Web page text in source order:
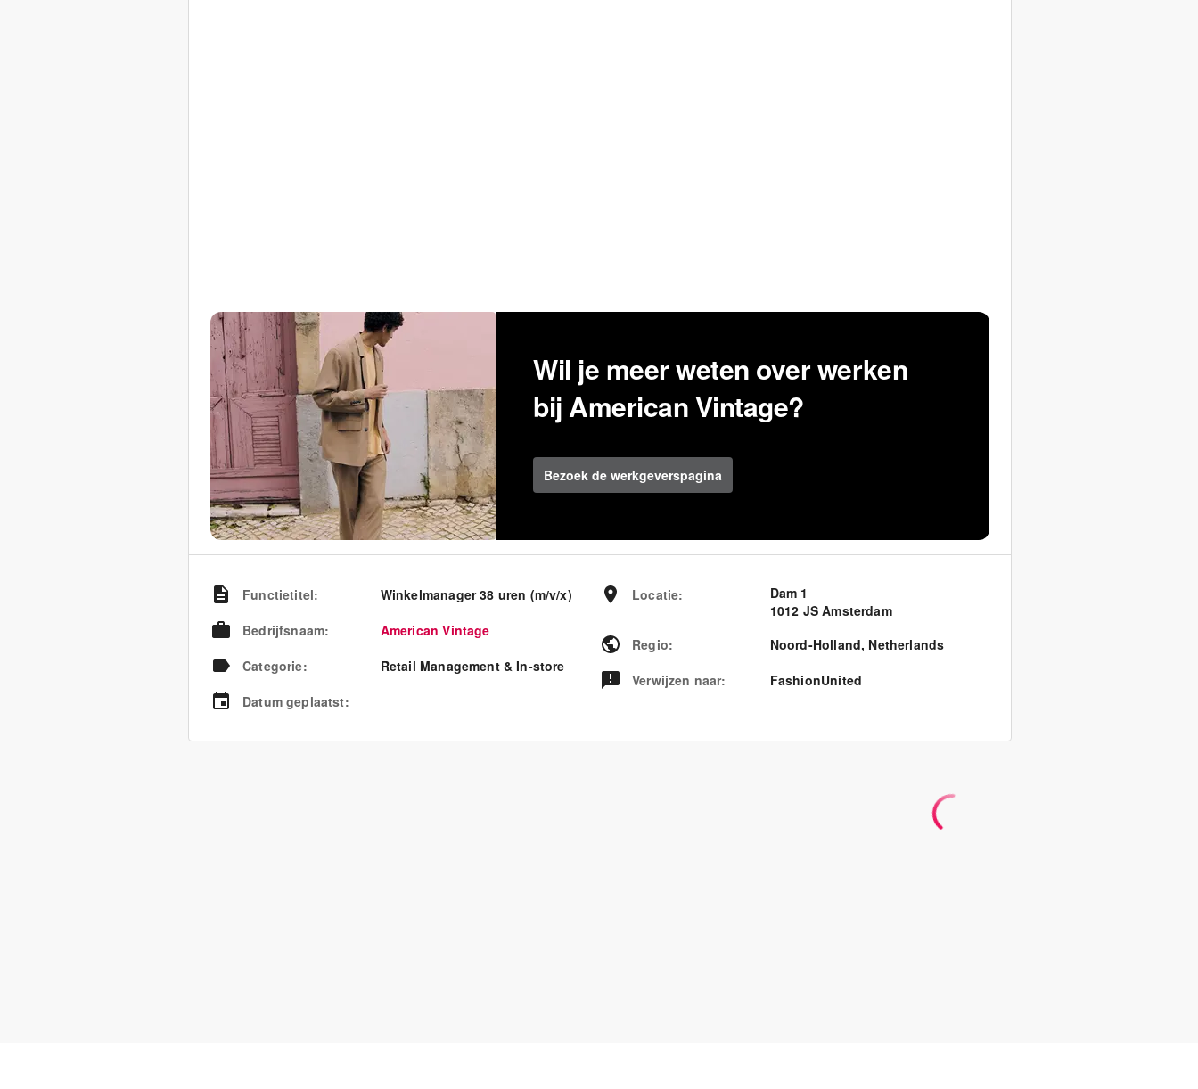
Wil je meer weten over werken
bij American Vintage?
Bezoek de werkgeverspagina
Functietitel:
Winkelmanager 38 uren (m/v/x)
Bedrijfsnaam:
American Vintage
Categorie:
Retail Management & In-store
Datum geplaatst:
Locatie:
Dam 1
1012 JS Amsterdam
Regio: Noord-Holland, Netherlands
Verwijzen naar: FashionUnited